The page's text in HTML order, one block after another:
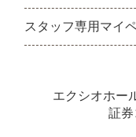
スタッフ専用マイ
エクシオホー
証券